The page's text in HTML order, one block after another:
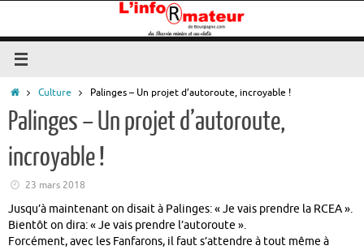
contenu
Accueil
Culture Palinges – Un projet d’autoroute, incroyable !
Palinges – Un projet d’autoroute,
incroyable !
23 mars 2018
Jusqu’à maintenant on disait à Palinges: « Je vais prendre la RCEA ».
Bientôt on dira: « Je vais prendre l’autoroute ».
Forcément, avec les Fanfarons, il faut s’attendre à tout même à